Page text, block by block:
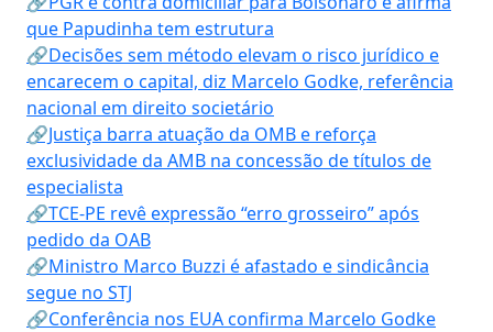
que Papudinha tem estrutura
🔗Decisões sem método elevam o risco jurídico e
encarecem o capital, diz Marcelo Godke, referência
nacional em direito societário
🔗Justiça barra atuação da OMB e reforça
exclusividade da AMB na concessão de títulos de
especialista
🔗TCE-PE revê expressão “erro grosseiro” após
pedido da OAB
🔗Ministro Marco Buzzi é afastado e sindicância
segue no STJ
🔗Conferência nos EUA confirma Marcelo Godke